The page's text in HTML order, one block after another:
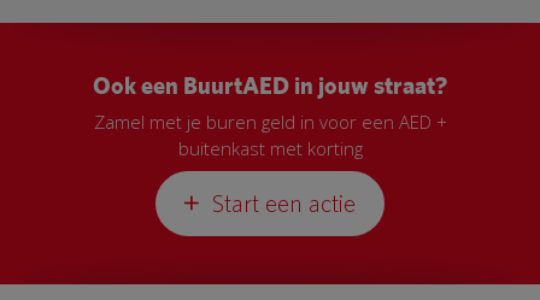
Ook een BuurtAED in jouw straat?
Zamel met je buren geld in voor een AED +
buitenkast met korting
Start een actie